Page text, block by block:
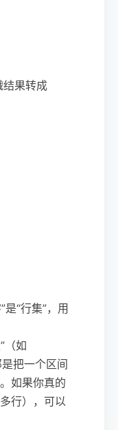
结果转成
“行集”，用
（如
把一个区间
如果你真的
行），可以